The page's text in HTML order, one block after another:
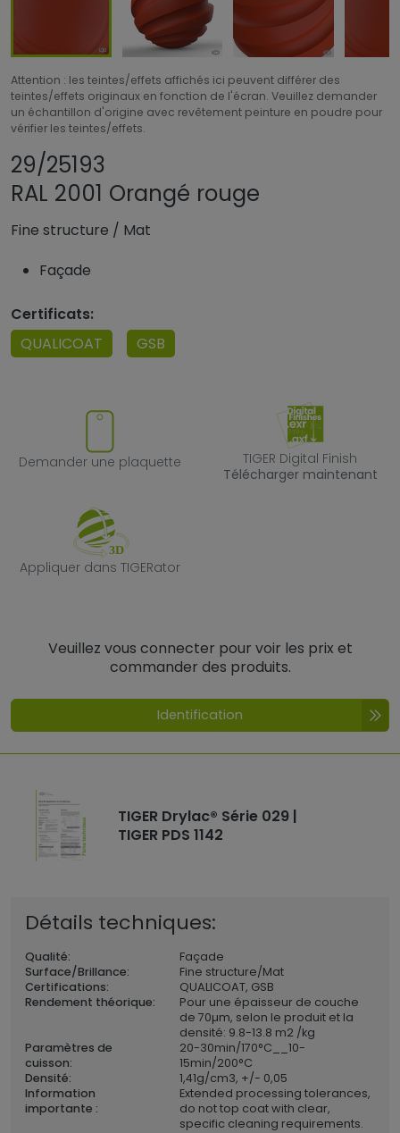
Attention : les teintes/effets affichés ici peuvent différer des
teintes/effets originaux en fonction de l'écran. Veuillez demander
un échantillon d'origine avec revêtement peinture en poudre pour
vérifier les teintes/effets.
29/25193
RAL 2001 Orangé rouge
Fine structure / Mat
Façade
Certificats:
QUALICOAT
GSB
Demander une plaquette
Demander une plaquette
TIGER Digital
TIGER Digital Finish
Télécharger maintenant
Appliquer dans TIGERator
Appliquer dans TIGERator
Veuillez vous connecter pour voir les prix et
commander des produits.
Identification
TIGER Drylac® Série 029 |
TIGER PDS 1142
Détails techniques:
Qualité:
Façade
Surface/Brillance:
Fine structure/Mat
Certifications:
QUALICOAT, GSB
Rendement théorique:
Pour une épaisseur de couche
de 70µm, selon le produit et la
densité: 9.8-13.8 m2 /kg
Paramètres de
cuisson:
20-30min/170°C__10-
15min/200°C
Densité:
1,41g/cm3, +/- 0,05
Information
importante :
Extended processing tolerances,
do not top coat with clear,
specific cleaning requirements.